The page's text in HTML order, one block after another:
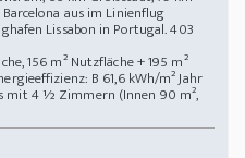
aus im Linienflug
Lissabon in Portugal. 403
156 m² Nutzfläche + 195 m²
B 61,6 kWh/m² Jahr
mit 4 ½ Zimmern (Innen 90 m²,